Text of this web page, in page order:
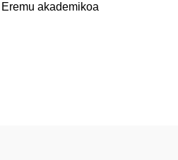
Eremu akademikoa